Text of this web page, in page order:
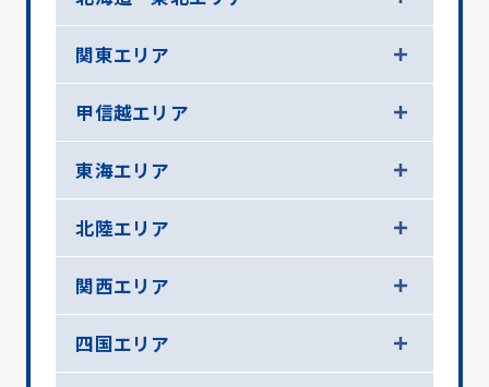
関東エリア
甲信越エリア
東海エリア
北陸エリア
関西エリア
四国エリア